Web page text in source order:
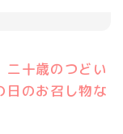
二十歳のつどい
日のお召し物な